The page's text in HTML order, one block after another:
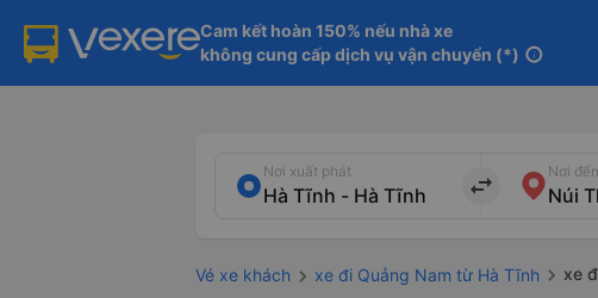
Cam kết hoàn 150% nếu nhà xe
không cung cấp dịch vụ vận chuyển (*) info
Nơi xuất phát
import_export
Nơi đến
Vé xe khách xe đi Quảng Nam từ Hà Tĩnh xe